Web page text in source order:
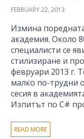
FEBRUARY 22, 2013
Измина
академия. Около
специалисти се
стилизиране и
февруари 2013 г.
малко по-трудни
сесия в
Изпитът по C#
READ MORE